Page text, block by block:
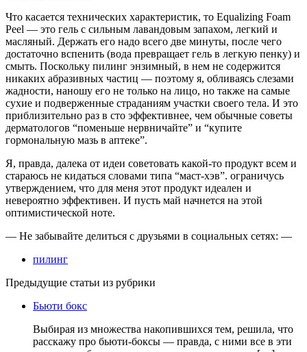
Что касается технических характеристик, то Equalizing Foam
Peel — это гель с сильным лавандовым запахом, легкий и
масляный. Держать его надо всего две минуты, после чего
достаточно вспенить (вода превращает гель в легкую пенку) и
смыть. Поскольку пилинг энзимный, в нем не содержится
никаких абразивных частиц — поэтому я, обливаясь слезами
жадности, наношу его не только на лицо, но также на самые
сухие и подверженные страданиям участки своего тела. И это
приблизительно раз в сто эффективнее, чем обычные советы
дерматологов “поменьше нервничайте” и “купите
гормональную мазь в аптеке”.
Я, правда, далека от идеи советовать какой-то продукт всем и
стараюсь не кидаться словами типа “маст-хэв”. ограничусь
утверждением, что для меня этот продукт идеален и
невероятно эффективен. И пусть май начнется на этой
оптимистической ноте.
— Не забывайте делиться с друзьями в социальных сетях: —
пилинг
Предыдущие статьи из рубрики
Бьюти бокс
Выбирая из множества накопившихся тем, решила, что
расскажу про бьюти-боксы — правда, с ними все в эти